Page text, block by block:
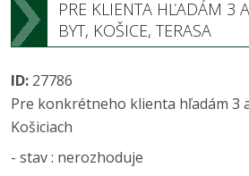
PRE KLIENTA HĽADÁM 3
BYT, KOŠICE, TERASA
ID: 27786
Pre konkrétneho klienta hľadám 3
Košiciach
- stav : nerozhoduje